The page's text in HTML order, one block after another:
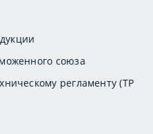
союза
регламенту (ТР